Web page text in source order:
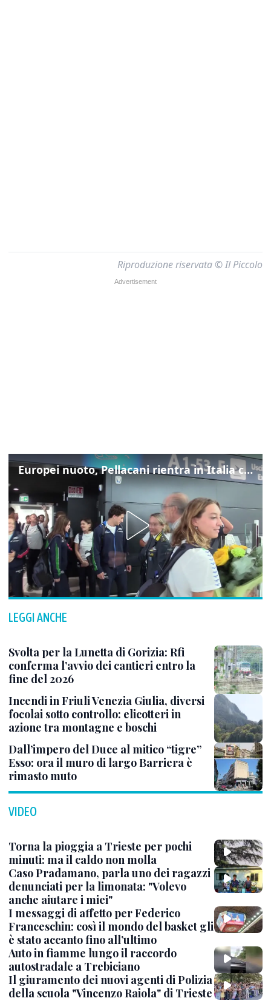
Riproduzione riservata © Il Piccolo
Europei nuoto, Pellacani rientra in Italia con gli azzurri dei tuffi
LEGGI ANCHE
Svolta per la Lunetta di Gorizia: Rfi
conferma l’avvio dei cantieri entro la
fine del 2026
Incendi in Friuli Venezia Giulia, diversi
focolai sotto controllo: elicotteri in
azione tra montagne e boschi
Dall’impero del Duce al mitico “tigre”
Esso: ora il muro di largo Barriera è
rimasto muto
VIDEO
Torna la pioggia a Trieste per pochi
minuti: ma il caldo non molla
Caso Pradamano, parla uno dei ragazzi
denunciati per la limonata: "Volevo
anche aiutare i miei"
I messaggi di affetto per Federico
Franceschin: così il mondo del basket gli
è stato accanto fino all’ultimo
Auto in fiamme lungo il raccordo
autostradale a Trebiciano
Il giuramento dei nuovi agenti di Polizia
della scuola "Vincenzo Raiola" di Trieste